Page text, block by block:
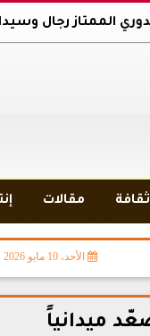
رجال وسيدات
مقالات
الأحد، 10 مايو 2026
ميدانياً